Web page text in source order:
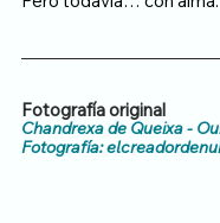
Fotografía original
Chandrexa de Queixa -
Fotografía: